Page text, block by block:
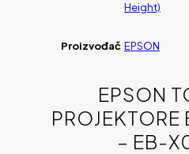
Height)
Proizvođač EPSON
EPSON
PROJEKTORE
– EB-